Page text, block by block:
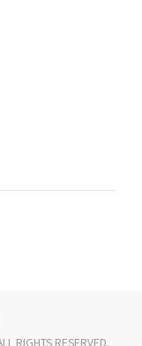
RIGHTS RESERVED.